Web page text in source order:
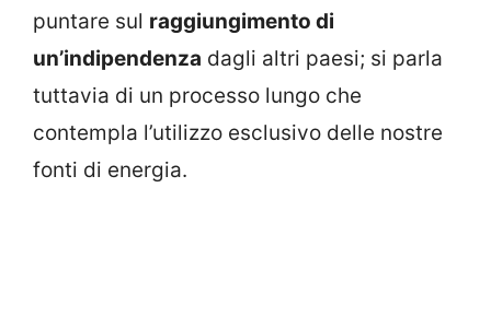
puntare sul raggiungimento di
un’indipendenza dagli altri paesi; si parla
tuttavia di un processo lungo che
contempla l’utilizzo esclusivo delle nostre
fonti di energia.